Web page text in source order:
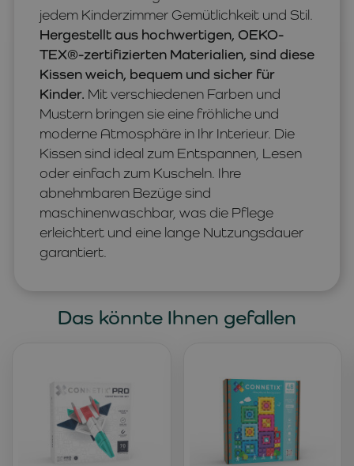
jedem Kinderzimmer Gemütlichkeit und Stil.
Hergestellt aus hochwertigen, OEKO-
TEX®-zertifizierten Materialien, sind diese
Kissen weich, bequem und sicher für
Kinder. Mit verschiedenen Farben und
Mustern bringen sie eine fröhliche und
moderne Atmosphäre in Ihr Interieur. Die
Kissen sind ideal zum Entspannen, Lesen
oder einfach zum Kuscheln. Ihre
abnehmbaren Bezüge sind
maschinenwaschbar, was die Pflege
erleichtert und eine lange Nutzungsdauer
garantiert.
Das könnte Ihnen gefallen